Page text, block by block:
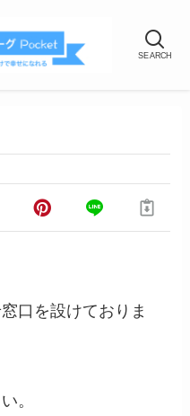
SEARCH
口を設けておりま
。